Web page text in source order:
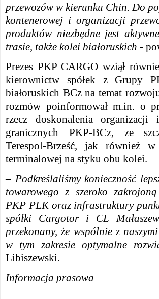
przewozów w kierunku Chin. Do
kontenerowej i organizacji
produktów niezbędne jest
trasie, także kolei białoruskich -
Prezes PKP CARGO wziął
kierownictw spółek z Grupy
białoruskich BCz na temat
rozmów poinformował m.in. o
rzecz doskonalenia
granicznych PKP-BCz, ze
Terespol-Brześć, jak również
terminalowej na styku obu kolei.
– Podkreślaliśmy konieczność
towarowego z szeroko
PKP PLK oraz infrastruktury
spółki Cargotor i CL
przekonany, że wspólnie z
w tym zakresie optymalne
Libiszewski.
Informacja prasowa